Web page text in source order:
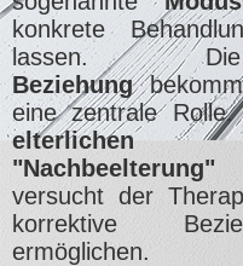
konkrete
lassen.
Beziehung
eine zentrale
elterlichen
versucht der
korrektive
ermöglichen.